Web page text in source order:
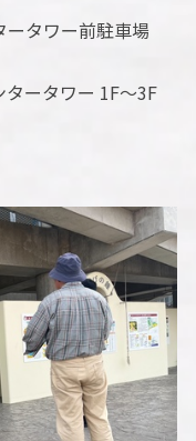
タワー前駐車場
ータワー 1F～3F